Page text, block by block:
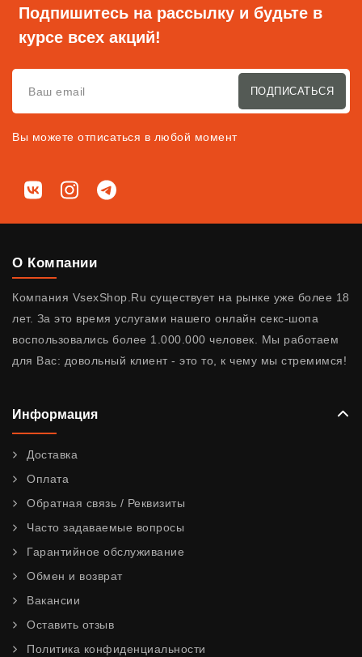
Подпишитесь на рассылку и будьте в
курсе всех акций!
ПОДПИСАТЬСЯ
Вы можете отписаться в любой момент
Мы в соц. сетях
ВКонтактеInstagramTelegram
О Компании
Компания VsexShop.Ru существует на рынке уже более 18
лет. За это время услугами нашего онлайн секс-шопа
воспользовались более 1.000.000 человек. Мы работаем
для Вас: довольный клиент - это то, к чему мы стремимся!
Информация
Доставка
Оплата
Обратная связь / Реквизиты
Часто задаваемые вопросы
Гарантийное обслуживание
Обмен и возврат
Вакансии
Оставить отзыв
Политика конфиденциальности